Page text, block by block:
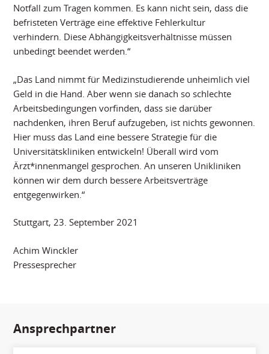
Notfall zum Tragen kommen. Es kann nicht sein, dass die
befristeten Verträge eine effektive Fehlerkultur
verhindern. Diese Abhängigkeitsverhältnisse müssen
unbedingt beendet werden.“
„Das Land nimmt für Medizinstudierende unheimlich viel
Geld in die Hand. Aber wenn sie danach so schlechte
Arbeitsbedingungen vorfinden, dass sie darüber
nachdenken, ihren Beruf aufzugeben, ist nichts gewonnen.
Hier muss das Land eine bessere Strategie für die
Universitätskliniken entwickeln! Überall wird vom
Ärzt*innenmangel gesprochen. An unseren Unikliniken
können wir dem durch bessere Arbeitsverträge
entgegenwirken.“
Stuttgart, 23. September 2021
Achim Winckler
Pressesprecher
Ansprechpartner